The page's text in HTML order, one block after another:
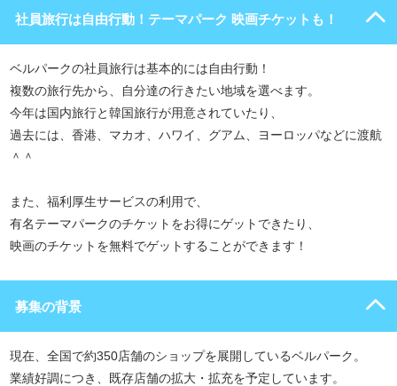
社員旅行は自由行動！テーマパーク 映画チケットも！
ベルパークの社員旅行は基本的には自由行動！
複数の旅行先から、自分達の行きたい地域を選べます。
今年は国内旅行と韓国旅行が用意されていたり、
過去には、香港、マカオ、ハワイ、グアム、ヨーロッパなどに渡航
＾＾
また、福利厚生サービスの利用で、
有名テーマパークのチケットをお得にゲットできたり、
映画のチケットを無料でゲットすることができます！
募集の背景
現在、全国で約350店舗のショップを展開しているベルパーク。
業績好調につき、既存店舗の拡大・拡充を予定しています。